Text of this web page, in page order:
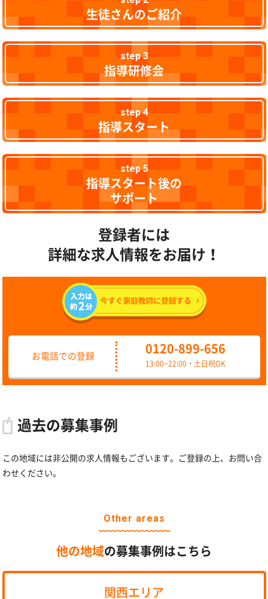
生徒さんのご紹介
step 3
指導研修会
step 4
指導スタート
step 5
指導スタート後の
サポート
登録者には
詳細な求人情報をお届け！
お電話での登録
0120-899-656
13:00~22:00・土日祝OK
過去の募集事例
この地域には非公開の求人情報もございます。ご登録の上、お問い合
わせください。
Other areas
他の地域の募集事例はこちら
関西エリア